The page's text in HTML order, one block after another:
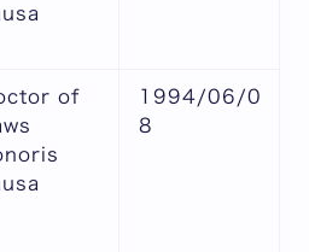
of
1994/06/0
8